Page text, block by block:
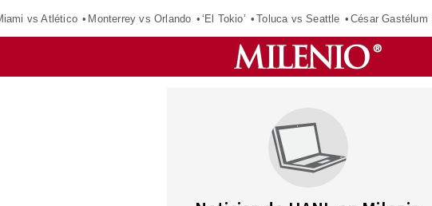
vs Atlético Monterrey vs Orlando ‘El Tokio’ Toluca vs Seattle César Gastélum